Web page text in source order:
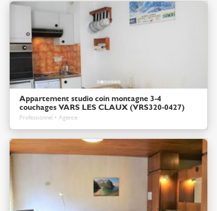
Appartement studio coin montagne 3-4
couchages VARS LES CLAUX (VRS320-0427)
Professionnel • Agence